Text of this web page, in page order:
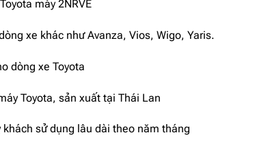
máy 2NRVE
xe khác như Avanza, Vios, Wigo, Yaris.
dòng xe Toyota
Toyota, sản xuất tại Thái Lan
sử dụng lâu dài theo năm tháng